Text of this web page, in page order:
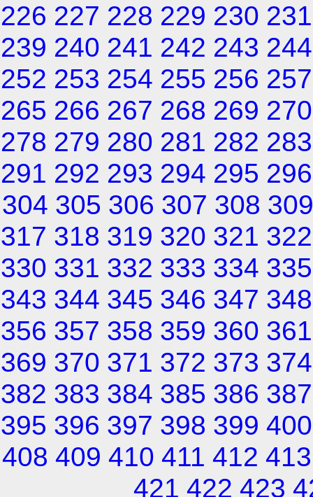
226 227 228 229 230 231
239 240 241 242 243 244
252 253 254 255 256 257
265 266 267 268 269 270
278 279 280 281 282 283
291 292 293 294 295 296
304 305 306 307 308 309
317 318 319 320 321 322
330 331 332 333 334 335
343 344 345 346 347 348
356 357 358 359 360 361
369 370 371 372 373 374
382 383 384 385 386 387
395 396 397 398 399 400
408 409 410 411 412 413
421 422 423